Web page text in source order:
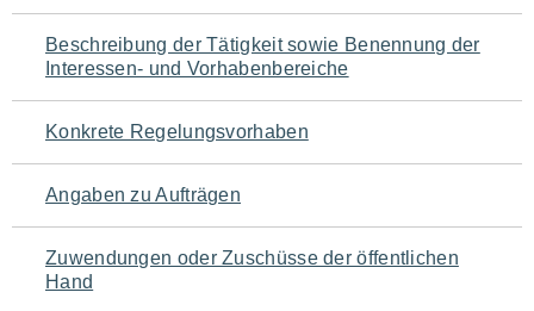
für
den
Seiteninhalt
Beschreibung der Tätigkeit sowie Benennung der
Interessen- und Vorhabenbereiche
Konkrete Regelungsvorhaben
Angaben zu Aufträgen
Zuwendungen oder Zuschüsse der öffentlichen
Hand